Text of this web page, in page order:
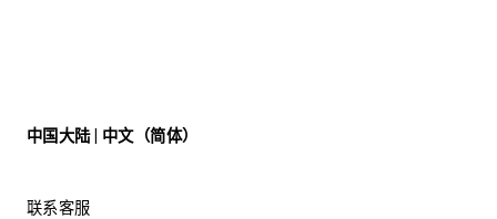
中国大陆 | 中文（简体）
联系客服